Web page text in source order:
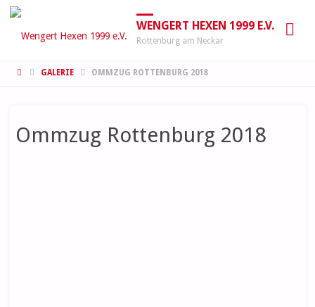
WENGERT HEXEN 1999 E.V.
Rottenburg am Neckar
STARTGALERIE OMMZUG ROTTENBURG 2018
Ommzug Rottenburg 2018